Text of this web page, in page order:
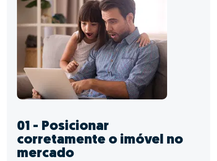
01 - Posicionar
corretamente o imóvel no
mercado